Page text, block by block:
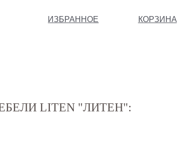
КОРЗИНА
LITEN "ЛИТЕН":